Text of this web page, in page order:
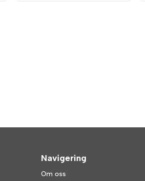
Navigering
Om oss